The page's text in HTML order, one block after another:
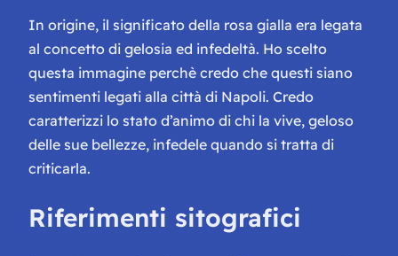
In origine, il significato della rosa gialla era legata
al concetto di gelosia ed infedeltà. Ho scelto
questa immagine perchè credo che questi siano
sentimenti legati alla città di Napoli. Credo
caratterizzi lo stato d’animo di chi la vive, geloso
delle sue bellezze, infedele quando si tratta di
criticarla.
Riferimenti sitografici